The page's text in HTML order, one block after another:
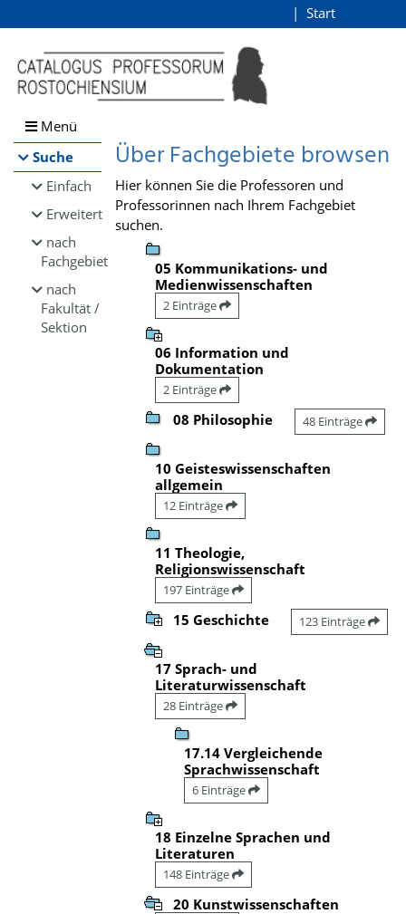
Browsen
direkt zum Inhalt
Start
Menü
Suche
Einfach
Erweitert
nach
Fachgebiet
nach
Fakultät /
Sektion
Über Fachgebiete browsen
Hier können Sie die Professoren und
Professorinnen nach Ihrem Fachgebiet
suchen.
05 Kommunikations- und
Medienwissenschaften
2 Einträge
06 Information und
Dokumentation
2 Einträge
08 Philosophie 48 Einträge
10 Geisteswissenschaften
allgemein
12 Einträge
11 Theologie,
Religionswissenschaft
197 Einträge
15 Geschichte 123 Einträge
17 Sprach- und
Literaturwissenschaft
28 Einträge
17.14 Vergleichende
Sprachwissenschaft
6 Einträge
18 Einzelne Sprachen und
Literaturen
148 Einträge
20 Kunstwissenschaften